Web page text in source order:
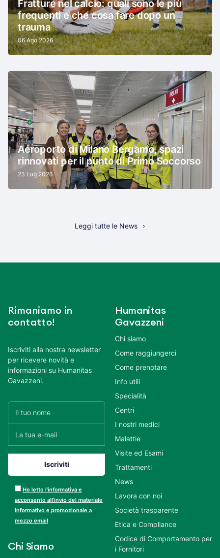
Fratture nel calcio: quali sono le più
frequenti e che cosa fare dopo un
trauma
06 Ago 2026
Aeroporto di Milano Bergamo, spazi
rinnovati per il punto di Primo Soccorso
23 Lug 2026
Leggi tutte le News
Rimaniamo in
contatto!
Iscriviti alla nostra newsletter
per ricevere novità e
informazioni su Humanitas
Gavazzeni.
Ho letto l’informativa e
acconsento all’invio del materiale
informativo e promozionale a
mezzo email
Chi Siamo
Humanitas
Gavazzeni
Chi siamo
Come raggiungerci
Come prenotare
Info utili
Specialità
Centri
I nostri medici
Malattie
Visite ed Esami
Trattamenti
News
Lavora con noi
Società trasparente
Etica e Compliance
Codice di Comportamento per
i Fornitori